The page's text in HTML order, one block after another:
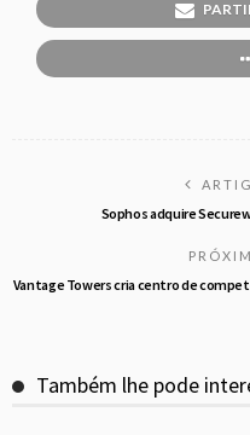
Sophos adquire
Vantage Towers cria centro de
Também lhe pode